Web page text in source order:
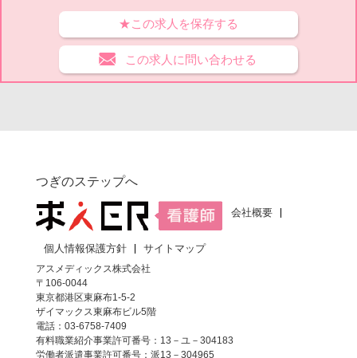
★この求人を保存する
この求人に問い合わせる
つぎのステップへ
会社概要
個人情報保護方針
サイトマップ
アスメディックス株式会社
〒106-0044
東京都港区東麻布1-5-2
ザイマックス東麻布ビル5階
電話：03-6758-7409
有料職業紹介事業許可番号：13－ユ－304183
労働者派遣事業許可番号：派13－304965